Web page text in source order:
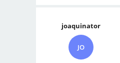
joaquinator
JO